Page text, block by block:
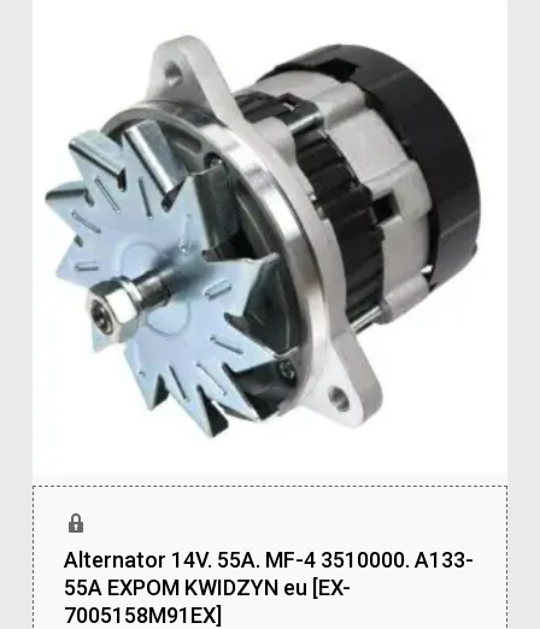
Alternator 14V. 55A. MF-4 3510000. A133-
55A EXPOM KWIDZYN eu [EX-
7005158M91EX]